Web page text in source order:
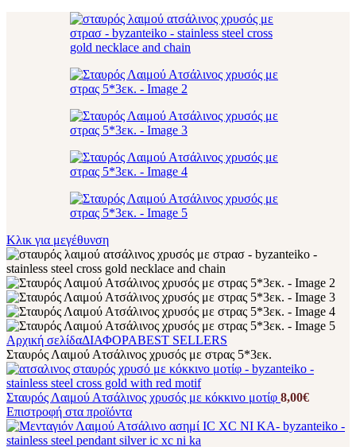
Κλικ για μεγέθυνση
Αρχική σελίδαΔΙΑΦΟΡΑBEST SELLERS
Σταυρός Λαιμού Ατσάλινος χρυσός με στρας 5*3εκ.
Σταυρός Λαιμού Ατσάλινος χρυσός με κόκκινο μοτίφ 8,00€
Επιστροφή στα προϊόντα